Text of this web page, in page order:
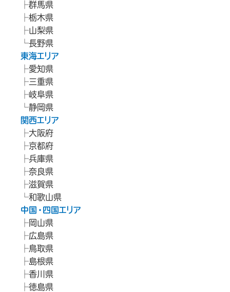
群馬県
栃木県
山梨県
長野県
東海エリア
愛知県
三重県
岐阜県
静岡県
関西エリア
大阪府
京都府
兵庫県
奈良県
滋賀県
和歌山県
中国・四国エリア
岡山県
広島県
鳥取県
島根県
香川県
徳島県